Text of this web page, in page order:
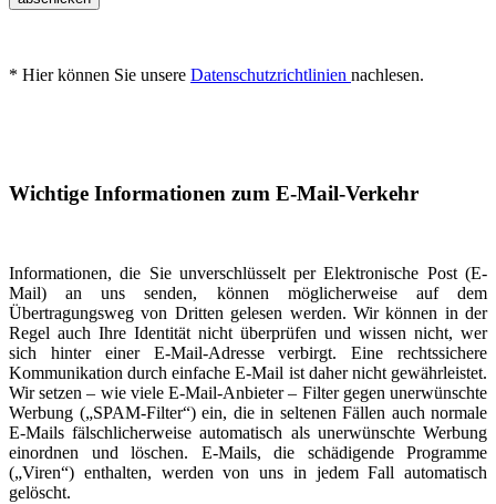
* Hier können Sie unsere Datenschutzrichtlinien nachlesen.
Wichtige Informationen zum E-Mail-Verkehr
Informationen, die Sie unverschlüsselt per Elektronische Post (E-
Mail) an uns senden, können möglicherweise auf dem
Übertragungsweg von Dritten gelesen werden. Wir können in der
Regel auch Ihre Identität nicht überprüfen und wissen nicht, wer
sich hinter einer E-Mail-Adresse verbirgt. Eine rechtssichere
Kommunikation durch einfache E-Mail ist daher nicht gewährleistet.
Wir setzen – wie viele E-Mail-Anbieter – Filter gegen unerwünschte
Werbung („SPAM-Filter“) ein, die in seltenen Fällen auch normale
E-Mails fälschlicherweise automatisch als unerwünschte Werbung
einordnen und löschen. E-Mails, die schädigende Programme
(„Viren“) enthalten, werden von uns in jedem Fall automatisch
gelöscht.